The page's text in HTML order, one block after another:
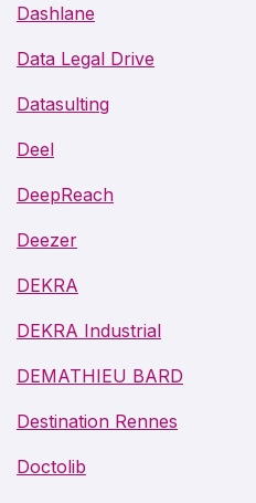
Dashlane
Data Legal Drive
Datasulting
Deel
DeepReach
Deezer
DEKRA
DEKRA Industrial
DEMATHIEU BARD
Destination Rennes
Doctolib